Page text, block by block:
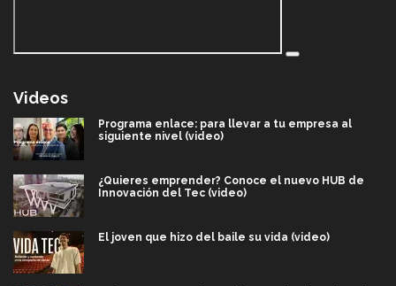
Videos
Programa enlace: para llevar a tu empresa al
siguiente nivel (video)
¿Quieres emprender? Conoce el nuevo HUB de
Innovación del Tec (video)
El joven que hizo del baile su vida (video)